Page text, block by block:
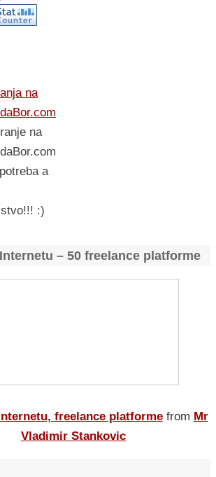
na
na
a
:)
– 50 freelance platforme
freelance platforme from Mr
Vladimir Stankovic